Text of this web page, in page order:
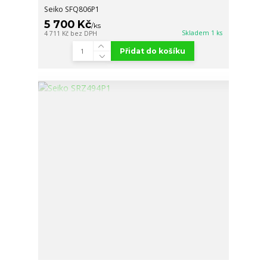
Seiko SFQ806P1
5 700 Kč/ks
4 711 Kč bez DPH Skladem 1 ks
Přidat do košíku